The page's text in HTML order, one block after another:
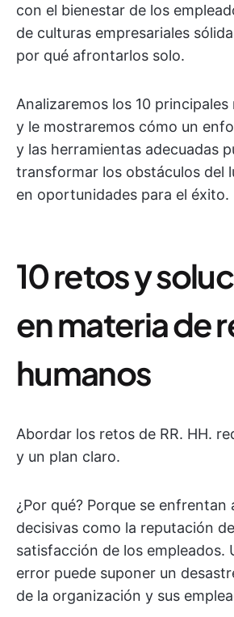
con el bienestar de los
de culturas empresariales
por qué afrontarlos solo.
Analizaremos los 10 principales
y le mostraremos cómo un
y las herramientas adecuadas
transformar los obstáculos del
en oportunidades para el éxito.
10 retos y
en materia de
humanos
Abordar los retos de RR. HH.
y un plan claro.
¿Por qué? Porque se enfrentan
decisivas como la reputación
satisfacción de los empleados.
error puede suponer un
de la organización y sus